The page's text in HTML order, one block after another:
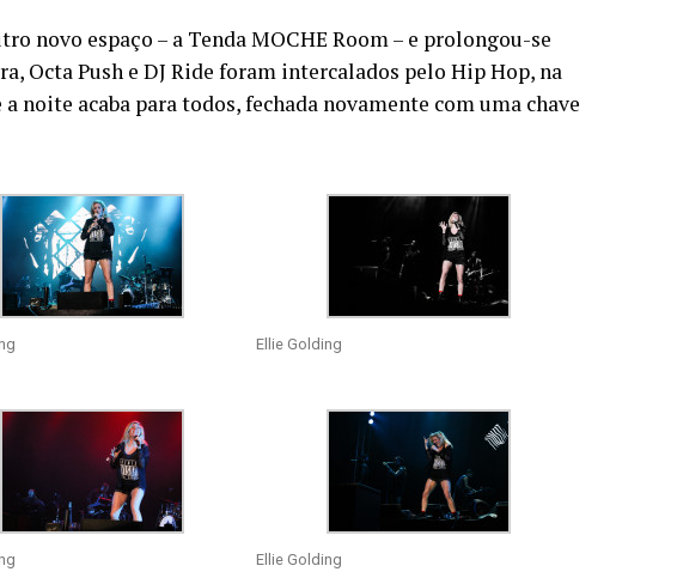
novo espaço – a Tenda MOCHE Room – e prolongou-se
Octa Push e DJ Ride foram intercalados pelo Hip Hop, na
noite acaba para todos, fechada novamente com uma chave
Ellie Golding
Ellie Golding